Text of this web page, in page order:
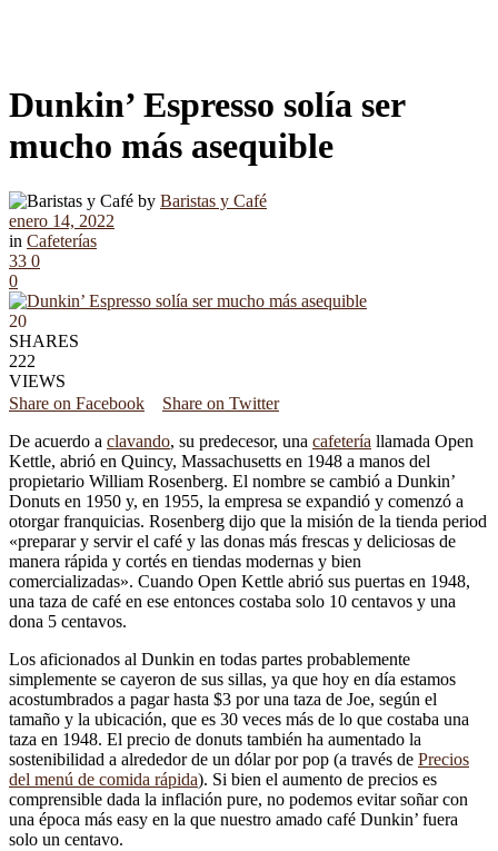
Dunkin’ Espresso solía ser
mucho más asequible
by Baristas y Café
enero 14, 2022
in Cafeterías
33 0
0
20
SHARES
222
VIEWS
Share on Facebook
Share on Twitter
De acuerdo a clavando, su predecesor, una cafetería llamada Open
Kettle, abrió en Quincy, Massachusetts en 1948 a manos del
propietario William Rosenberg. El nombre se cambió a Dunkin’
Donuts en 1950 y, en 1955, la empresa se expandió y comenzó a
otorgar franquicias. Rosenberg dijo que la misión de la tienda period
«preparar y servir el café y las donas más frescas y deliciosas de
manera rápida y cortés en tiendas modernas y bien
comercializadas». Cuando Open Kettle abrió sus puertas en 1948,
una taza de café en ese entonces costaba solo 10 centavos y una
dona 5 centavos.
Los aficionados al Dunkin en todas partes probablemente
simplemente se cayeron de sus sillas, ya que hoy en día estamos
acostumbrados a pagar hasta $3 por una taza de Joe, según el
tamaño y la ubicación, que es 30 veces más de lo que costaba una
taza en 1948. El precio de donuts también ha aumentado la
sostenibilidad a alrededor de un dólar por pop (a través de Precios
del menú de comida rápida). Si bien el aumento de precios es
comprensible dada la inflación pure, no podemos evitar soñar con
una época más easy en la que nuestro amado café Dunkin’ fuera
solo un centavo.